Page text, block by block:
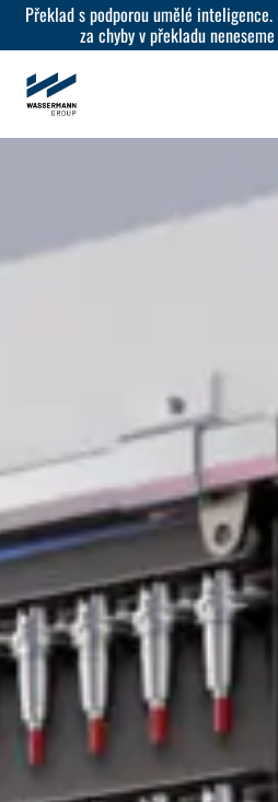
Překlad s podporou umělé
za chyby v překladu